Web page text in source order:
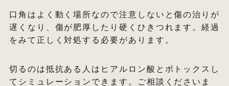
口角はよく動く場所なので注意しないと傷の治りが
遅くなり、傷が肥厚したり硬くひきつれます。経過
をみて正しく対処する必要があります。
切るのは抵抗ある人はヒアルロン酸とボトックスし
てシミュレーションできます。ご相談くださいま